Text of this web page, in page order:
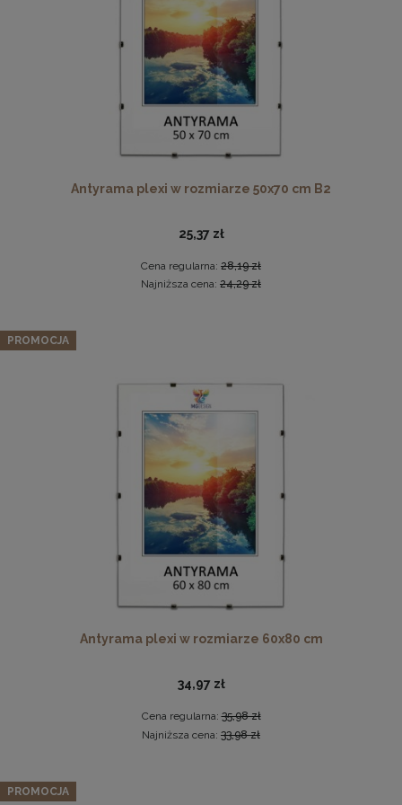
Drewniana, frezowana ramka na zdjęcia, plakaty, obrazy w
28,99 zł
DO KOSZYKA
60,99 zł
DO KOSZYKA
DO KOSZYKA
Antyrama plexi w rozmiarze 50x70 cm B2
25,37 zł
Cena regularna: 28,19 zł
Najniższa cena: 24,29 zł
Antyrama plexi w rozmiarze 60x80 cm
34,97 zł
Cena regularna:35,98 zł
Najniższa cena: 33,98 zł
PROMOCJA
PROMOCJA